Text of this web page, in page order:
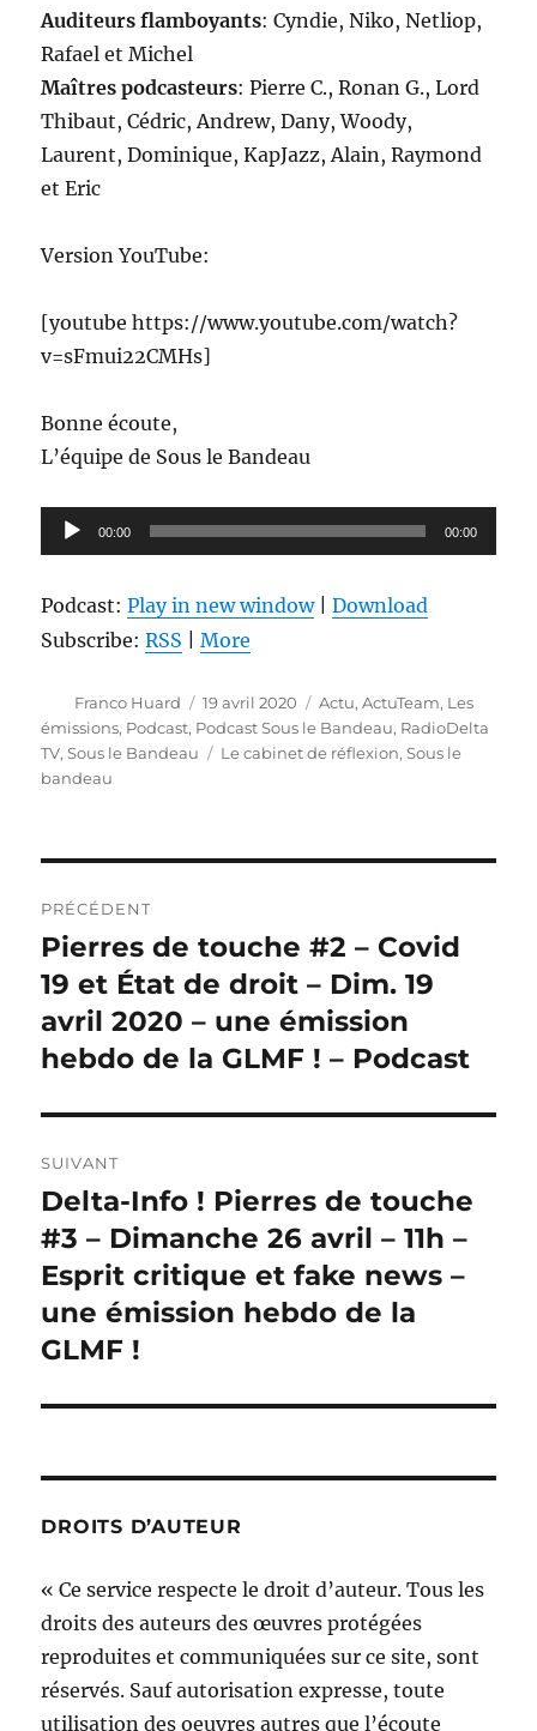
Auditeurs flamboyants: Cyndie, Niko, Netliop,
Rafael et Michel
Maîtres podcasteurs: Pierre C., Ronan G., Lord
Thibaut, Cédric, Andrew, Dany, Woody,
Laurent, Dominique, KapJazz, Alain, Raymond
et Eric
Version YouTube:
[youtube https://www.youtube.com/watch?
v=sFmui22CMHs]
Bonne écoute,
L’équipe de Sous le Bandeau
Lecteur
audio
00:00 00:00
Podcast:Play in new window|Download
Subscribe:RSS |More
Auteur
Franco Huard
Publié
le
19 avril 2020 Catégories
Actu,ActuTeam, Les
émissions, Podcast, Podcast Sous le Bandeau, RadioDelta
TV,Sous le Bandeau Étiquettes
Le cabinet de réflexion,Sous le
bandeau
de
l’article
PRÉCÉDENT
Publication
précédente :
Pierres de touche #2 – Covid
19 et État de droit – Dim. 19
avril 2020 – une émission
hebdo de la GLMF ! – Podcast
SUIVANT
Publication
suivante :
Delta-Info ! Pierres de touche
#3 – Dimanche 26 avril – 11h –
Esprit critique et fake news –
une émission hebdo de la
GLMF !
DROITS D’AUTEUR
« Ce service respecte le droit d’auteur. Tous les
droits des auteurs des œuvres protégées
reproduites et communiquées sur ce site, sont
réservés. Sauf autorisation expresse, toute
utilisation des oeuvres autres que l’écoute